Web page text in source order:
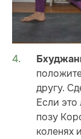
другу.
Если это
позу
коленях